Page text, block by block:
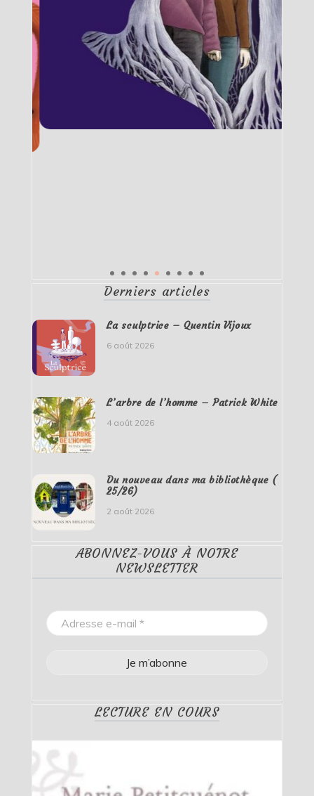
Derniers articles
La sculptrice – Quentin Vijoux
6 août 2026
L’arbre de l’homme – Patrick White
4 août 2026
Du nouveau dans ma bibliothèque (
25/26)
2 août 2026
ABONNEZ-VOUS À NOTRE
NEWSLETTER
LECTURE EN COURS